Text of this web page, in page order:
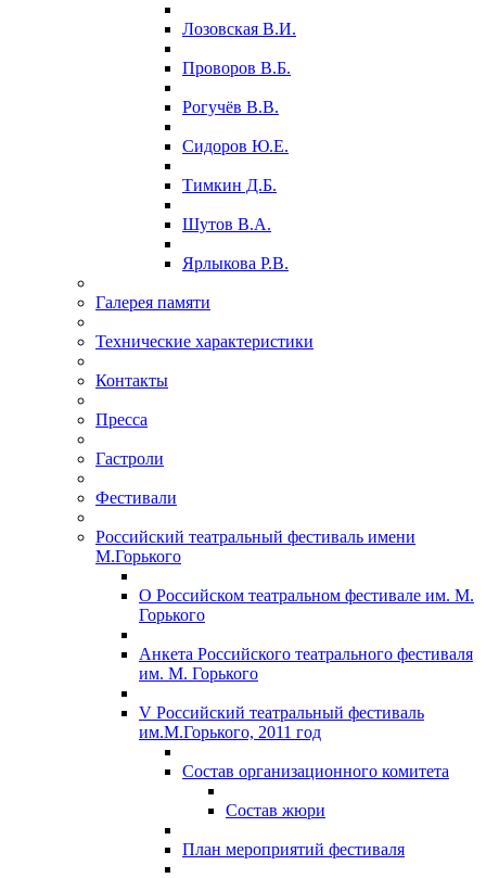
Лозовская В.И.
Проворов В.Б.
Рогучёв В.В.
Сидоров Ю.Е.
Тимкин Д.Б.
Шутов В.А.
Ярлыкова Р.В.
Галерея памяти
Технические характеристики
Контакты
Пресса
Гастроли
Фестивали
Российский театральный фестиваль имени
М.Горького
О Российском театральном фестивале им. М.
Горького
Анкета Российского театрального фестиваля
им. М. Горького
V Российский театральный фестиваль
им.М.Горького, 2011 год
Состав организационного комитета
Состав жюри
План мероприятий фестиваля